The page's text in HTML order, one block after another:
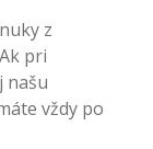
z
pri
našu
vždy po